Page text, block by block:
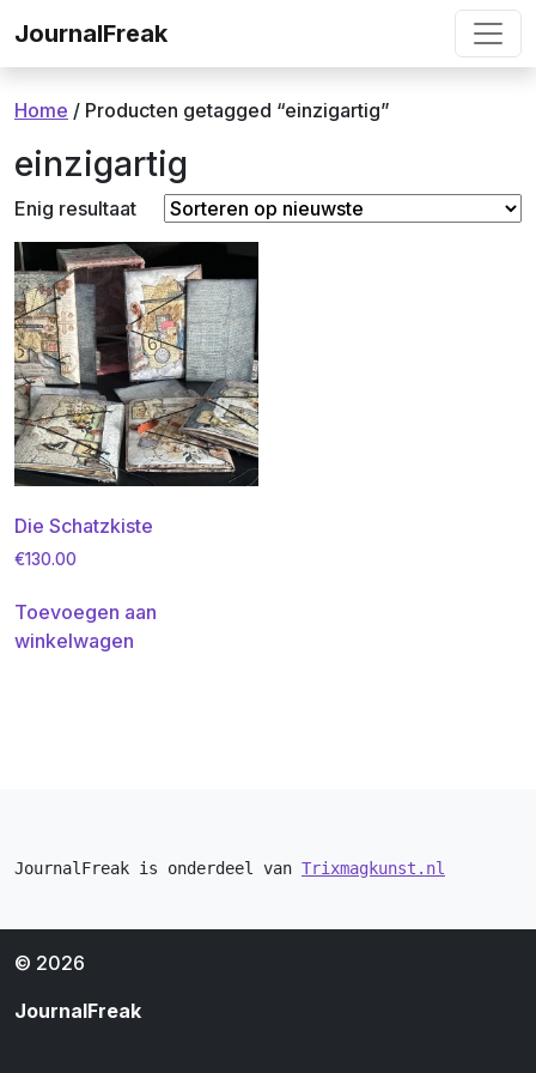
JournalFreak
Home / Producten getagged “einzigartig”
einzigartig
Enig resultaat
Die Schatzkiste
€130.00
Toevoegen aan
winkelwagen
JournalFreak is onderdeel van Trixmagkunst.nl
© 2026
JournalFreak